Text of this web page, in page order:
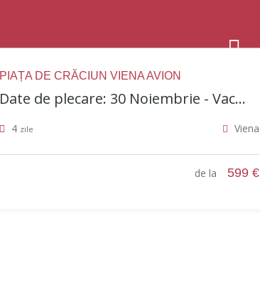
PIAȚA DE CRĂCIUN VIENA AVION
Date de plecare: 30 Noiembrie - Vac...
4 zile Viena
de la 599 €